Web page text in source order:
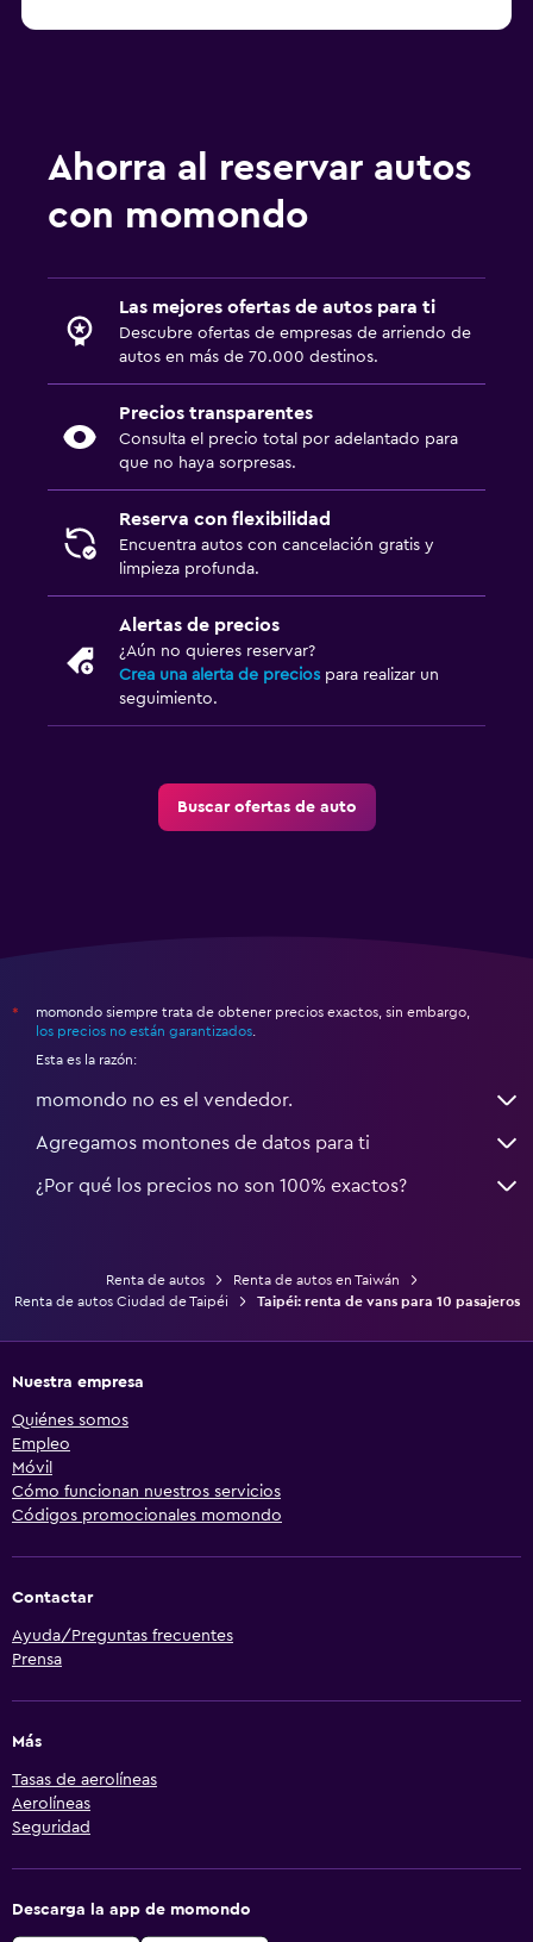
Ahorra al reservar autos
con momondo
Las mejores ofertas de autos para ti
Descubre ofertas de empresas de arriendo de
autos en más de 70.000 destinos.
Precios transparentes
Consulta el precio total por adelantado para
que no haya sorpresas.
Reserva con flexibilidad
Encuentra autos con cancelación gratis y
limpieza profunda.
Alertas de precios
¿Aún no quieres reservar?
Crea una alerta de precios para realizar un
seguimiento.
Buscar ofertas de auto
*
momondo siempre trata de obtener precios exactos, sin embargo,
los precios no están garantizados.
Esta es la razón:
momondo no es el vendedor.
Agregamos montones de datos para ti
¿Por qué los precios no son 100% exactos?
Renta de autos
Renta de autos en Taiwán
Renta de autos Ciudad de Taipéi
Taipéi: renta de vans para 10 pasajeros
Nuestra empresa
Quiénes somos
Empleo
Móvil
Cómo funcionan nuestros servicios
Códigos promocionales momondo
Contactar
Ayuda/Preguntas frecuentes
Prensa
Más
Tasas de aerolíneas
Aerolíneas
Seguridad
Descarga la app de momondo